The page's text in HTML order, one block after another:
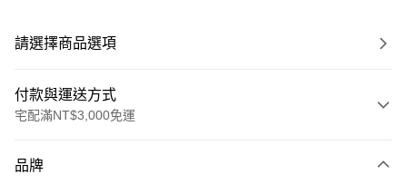
請選擇商品選項
付款與運送方式
宅配滿NT$3,000免運
信用卡一次付款
品牌